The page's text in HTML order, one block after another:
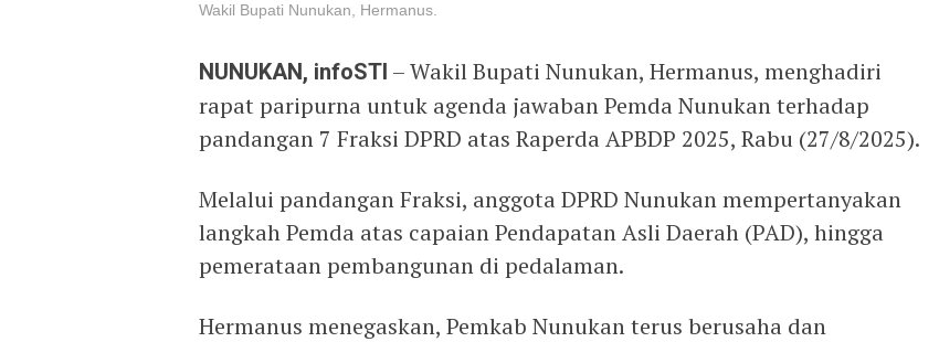
Wakil Bupati Nunukan, Hermanus.
NUNUKAN, infoSTI – Wakil Bupati Nunukan, Hermanus, menghadiri
rapat paripurna untuk agenda jawaban Pemda Nunukan terhadap
pandangan 7 Fraksi DPRD atas Raperda APBDP 2025, Rabu (27/8/2025).
Melalui pandangan Fraksi, anggota DPRD Nunukan mempertanyakan
langkah Pemda atas capaian Pendapatan Asli Daerah (PAD), hingga
pemerataan pembangunan di pedalaman.
Hermanus menegaskan, Pemkab Nunukan terus berusaha dan